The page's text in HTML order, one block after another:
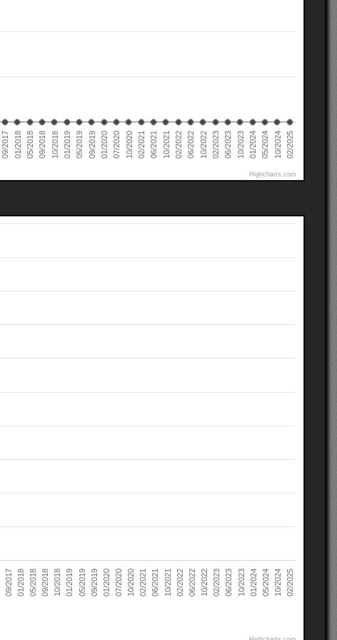
09/2017 01/2018 05/2018 09/2018 10/2018 01/2019 05/2019 09/2019 01/2020 07/2020 10/2020 02/2021 06/2021 10/2021 02/2022 06/2022 10/2022 02/2023 06/2023 10/2023 01/2024 05/2024 10/2024 02/2025
Highcharts.com
09/2017 01/2018 05/2018 09/2018 10/2018 01/2019 05/2019 09/2019 01/2020 07/2020 10/2020 02/2021 06/2021 10/2021 02/2022 06/2022 10/2022 02/2023 06/2023 10/2023 01/2024 05/2024 10/2024 02/2025